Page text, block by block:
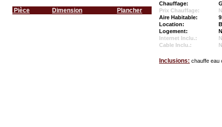
Pièce Dimension Plancher
Chauffage:
Prix Chauffage:
Aire Habitable:
Location:
Logement:
Internet Inclu.:
Cable Inclu.:
Inclusions: chauffe eau